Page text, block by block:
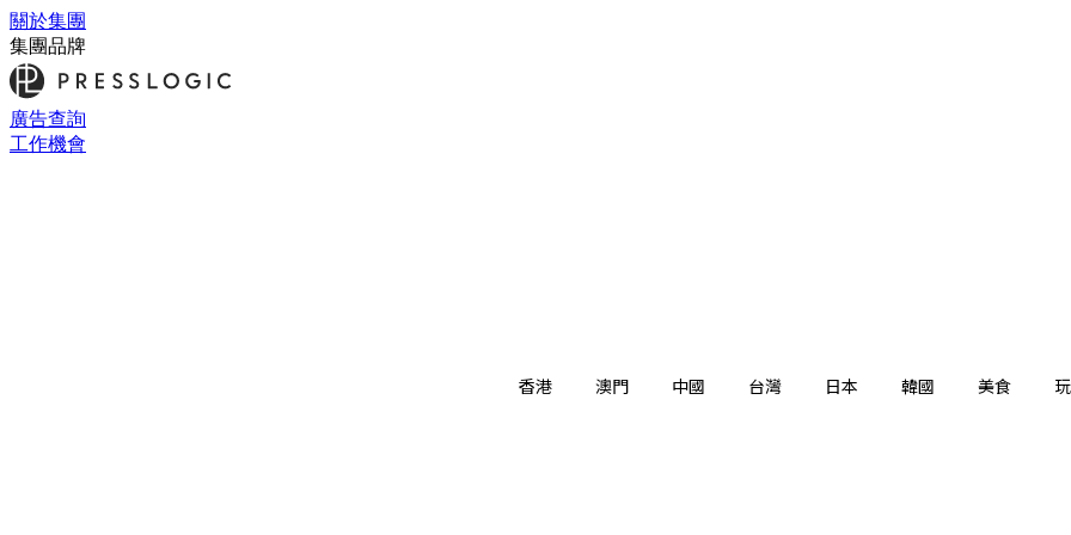
關於集團
集團品牌
廣告查詢
工作機會
香港 澳門 中國 台灣 日本 韓國 美食